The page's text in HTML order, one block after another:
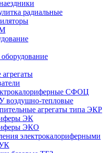
радиальные
СФОЦ
воздушно-тепловые
агрегаты типа ЭКР
ЭК
ЭКО
электрокалориферными